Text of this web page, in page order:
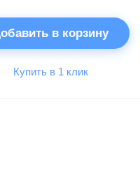
в корзину
Купить в 1 клик